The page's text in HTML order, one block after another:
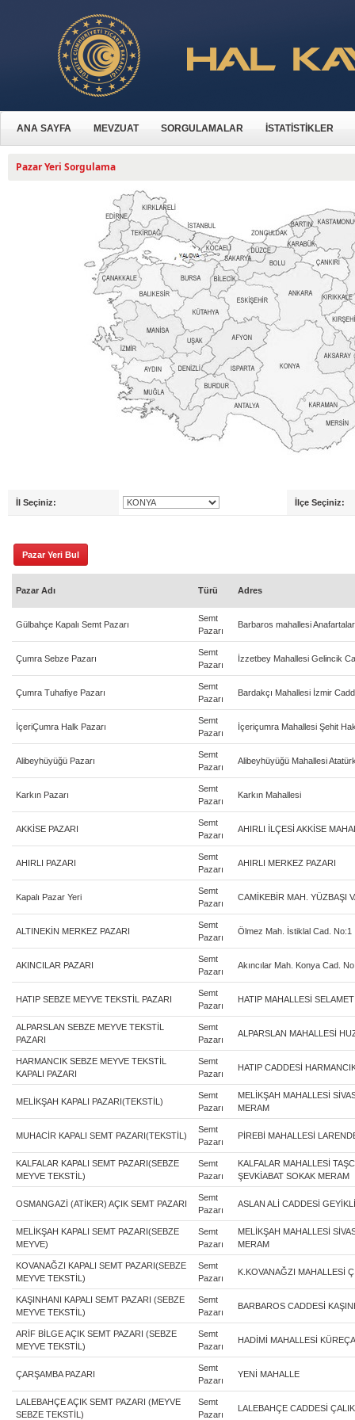
ANA SAYFA MEVZUAT SORGULAMALAR İSTATİSTİKLER
Pazar Yeri Sorgulama
İl Seçiniz: İlçe Seçiniz:
Pazar Adı Türü Adres
Gülbahçe Kapalı Semt Pazarı
Semt
Pazarı
Barbaros mahallesi
Çumra Sebze Pazarı
Semt
Pazarı
İzzetbey Mahallesi Gelincik
Çumra Tuhafiye Pazarı
Semt
Pazarı
Bardakçı Mahallesi İzmir
İçeriÇumra Halk Pazarı
Semt
Pazarı
İçeriçumra Mahallesi Şehit
Alibeyhüyüğü Pazarı
Semt
Pazarı
Alibeyhüyüğü Mahallesi
Karkın Pazarı
Semt
Pazarı
Karkın Mahallesi
AKKİSE PAZARI
Semt
Pazarı
AHIRLI İLÇESİ AKKİSE
AHIRLI PAZARI
Semt
Pazarı
AHIRLI MERKEZ PAZARI
Kapalı Pazar Yeri
Semt
Pazarı
CAMİKEBİR MAH. YÜZBAŞI
ALTINEKİN MERKEZ PAZARI
Semt
Pazarı
Ölmez Mah. İstiklal Cad. No:1
AKINCILAR PAZARI
Semt
Pazarı
Akıncılar Mah. Konya Cad.
HATIP SEBZE MEYVE TEKSTİL PAZARI
Semt
Pazarı
HATIP MAHALLESİ
ALPARSLAN SEBZE MEYVE TEKSTİL
PAZARI
Semt
Pazarı
ALPARSLAN MAHALLESİ
HARMANCIK SEBZE MEYVE TEKSTİL
KAPALI PAZARI
Semt
Pazarı
HATIP CADDESİ
MELİKŞAH KAPALI PAZARI(TEKSTİL)
Semt
Pazarı
MELİKŞAH MAHALLESİ
MERAM
MUHACİR KAPALI SEMT PAZARI(TEKSTİL)
Semt
Pazarı
PİREBİ MAHALLESİ
KALFALAR KAPALI SEMT PAZARI(SEBZE
MEYVE TEKSTİL)
Semt
Pazarı
KALFALAR MAHALLESİ
ŞEVKİABAT SOKAK MERAM
OSMANGAZİ (ATİKER) AÇIK SEMT PAZARI
Semt
Pazarı
ASLAN ALİ CADDESİ
MELİKŞAH KAPALI SEMT PAZARI(SEBZE
MEYVE)
Semt
Pazarı
MELİKŞAH MAHALLESİ
MERAM
KOVANAĞZI KAPALI SEMT PAZARI(SEBZE
MEYVE TEKSTİL)
Semt
Pazarı
K.KOVANAĞZI MAHALLESİ
KAŞINHANI KAPALI SEMT PAZARI (SEBZE
MEYVE TEKSTİL)
Semt
Pazarı
BARBAROS CADDESİ
ARİF BİLGE AÇIK SEMT PAZARI (SEBZE
MEYVE TEKSTİL)
Semt
Pazarı
HADİMİ MAHALLESİ
ÇARŞAMBA PAZARI
Semt
Pazarı
YENİ MAHALLE
LALEBAHÇE AÇIK SEMT PAZARI (MEYVE
SEBZE TEKSTİL)
Semt
Pazarı
LALEBAHÇE CADDESİ